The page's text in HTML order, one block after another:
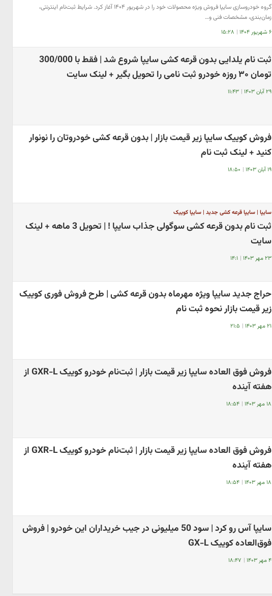
گروه خودروسازی سایپا فروش ویژه محصولات خود را در شهریور ۱۴۰۴ آغاز کرد. شرایط ثبت‌نام اینترنتی،
زمان‌بندی، مشخصات فنی و…
۶ شهریور ۱۴۰۴ | ۱۵:۲۸
ثبت نام یلدایی بدون قرعه کشی سایپا شروع شد | فقط با 300/000
تومان ۳۰ روزه خودرو ثبت نامی را تحویل بگیر + لینک سایت
۲۹ آبان ۱۴۰۳ | ۱۱:۴۳
فروش کوییک سایپا زیر قیمت بازار | بدون قرعه کشی خودروتان را نونوار
کنید + لینک ثبت‌ نام
۱۹ آبان ۱۴۰۳ | ۱۸:۵۰
سایپا | سایپا قرعه کشی جدید | سایپا کوییک
ثبت نام بدون قرعه کشی سوگولی جذاب سایپا ! | تحویل 3 ماهه + لینک
سایت
۲۳ مهر ۱۴۰۳ | ۱۴:۱
حراج جدید سایپا ویژه مهرماه بدون قرعه کشی | طرح فروش فوری کوییک
زیر قیمت بازار نحوه ثبت نام
۲۱ مهر ۱۴۰۳ | ۲۱:۵
فروش فوق العاده سایپا زیر قیمت بازار | ثبت‌نام خودرو کوییک GXR-L از
هفته آینده
۱۸ مهر ۱۴۰۳ | ۱۸:۵۴
فروش فوق العاده سایپا زیر قیمت بازار | ثبت‌نام خودرو کوییک GXR-L از
هفته آینده
۱۸ مهر ۱۴۰۳ | ۱۸:۵۴
سایپا آس رو کرد | سود 50 میلیونی در جیب خریداران این خودرو | فروش
فوق‌العاده کوییک GX-L
۴ مهر ۱۴۰۳ | ۱۸:۴۷